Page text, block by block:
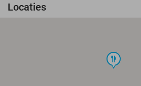
Locaties
food